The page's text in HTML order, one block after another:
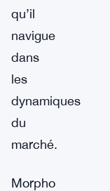
qu’il
navigue
dans
les
dynamiques
du
marché.
Morpho